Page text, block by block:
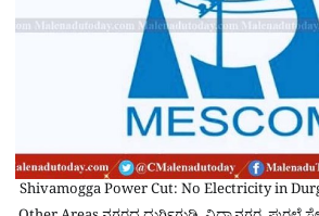
Shivamogga Power Cut: No Electricity in